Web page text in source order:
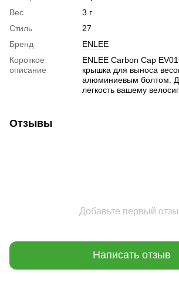
Вес
3 г
Стиль
27
Бренд
ENLEE
Короткое
описание
ENLEE Carbon Cap
крышка для выноса
алюминиевым болтом.
легкость вашему
Отзывы
Добавьте первый
Написать отзыв